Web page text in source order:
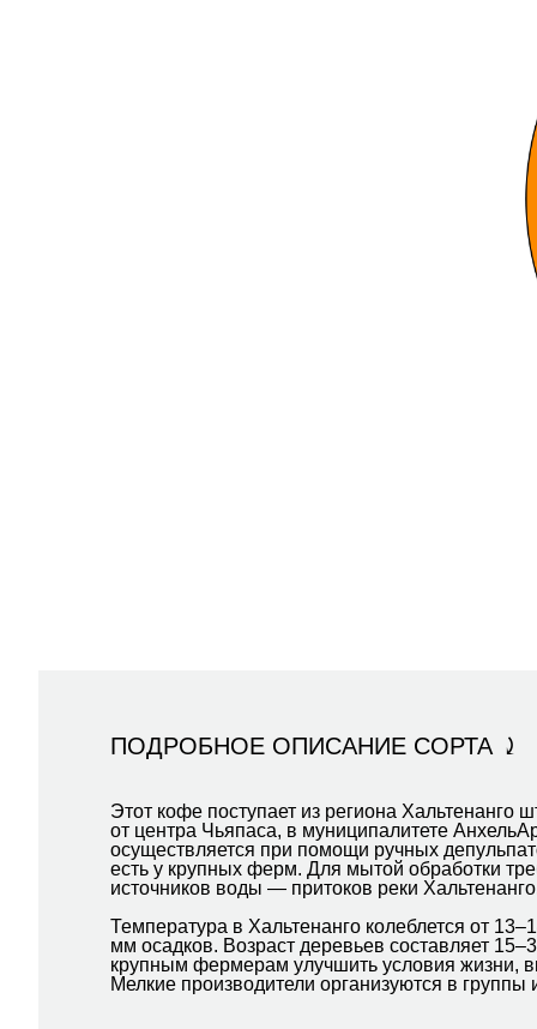
ПОДРОБНОЕ ОПИСАНИЕ СОРТА ⤸
Этот кофе поступает из региона Хальтенанго
от центра Чьяпаса, в муниципалитете
осуществляется при помощи ручных
есть у крупных ферм. Для мытой обработки
источников воды — притоков реки
Температура в Хальтенанго колеблется от
мм осадков. Возраст деревьев составляет
крупным фермерам улучшить условия жизни,
Мелкие производители организуются в группы